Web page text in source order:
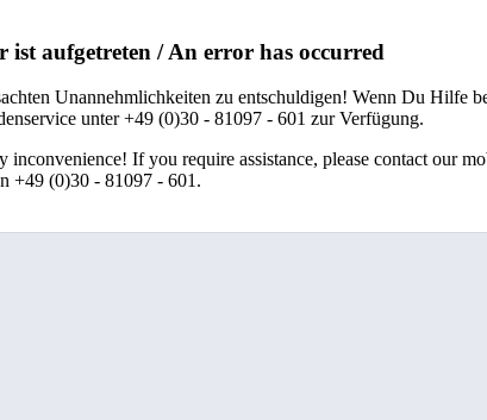
ist aufgetreten / An error has occurred
Unannehmlichkeiten zu entschuldigen! Wenn Du Hilfe
unter +49 (0)30 - 81097 - 601 zur Verfügung.
inconvenience! If you require assistance, please contact our
+49 (0)30 - 81097 - 601.